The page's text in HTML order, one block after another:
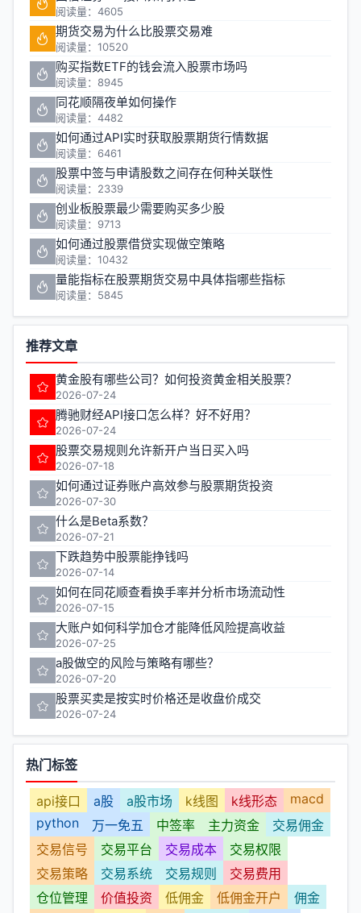
阅读量：4605
期货交易为什么比股票交易难
阅读量：10520
购买指数ETF的钱会流入股票市场吗
阅读量：8945
同花顺隔夜单如何操作
阅读量：4482
如何通过API实时获取股票期货行情数据
阅读量：6461
股票中签与申请股数之间存在何种关联性
阅读量：2339
创业板股票最少需要购买多少股
阅读量：9713
如何通过股票借贷实现做空策略
阅读量：10432
量能指标在股票期货交易中具体指哪些指标
阅读量：5845
推荐文章
黄金股有哪些公司？如何投资黄金相关股票？
2026-07-24
腾驰财经API接口怎么样？好不好用？
2026-07-24
股票交易规则允许新开户当日买入吗
2026-07-18
如何通过证券账户高效参与股票期货投资
2026-07-30
什么是Beta系数？
2026-07-21
下跌趋势中股票能挣钱吗
2026-07-14
如何在同花顺查看换手率并分析市场流动性
2026-07-15
大账户如何科学加仓才能降低风险提高收益
2026-07-25
a股做空的风险与策略有哪些？
2026-07-20
股票买卖是按实时价格还是收盘价成交
2026-07-24
热门标签
api接口 a股 a股市场 k线图 k线形态
macd
python
万一免五 中签率 主力资金
交易佣金
交易信号
交易平台 交易成本
交易权限
交易策略
交易系统 交易规则
交易费用
仓位管理
价值投资 低佣金 低佣金开户
佣金